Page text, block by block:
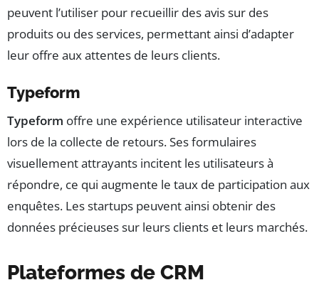
peuvent l’utiliser pour recueillir des avis sur des
produits ou des services, permettant ainsi d’adapter
leur offre aux attentes de leurs clients.
Typeform
Typeform offre une expérience utilisateur interactive
lors de la collecte de retours. Ses formulaires
visuellement attrayants incitent les utilisateurs à
répondre, ce qui augmente le taux de participation aux
enquêtes. Les startups peuvent ainsi obtenir des
données précieuses sur leurs clients et leurs marchés.
Plateformes de CRM